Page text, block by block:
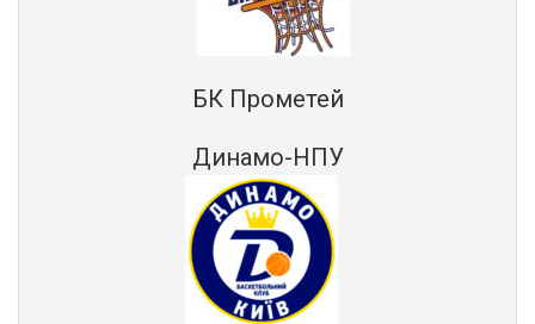
БК Прометей
Динамо-НПУ